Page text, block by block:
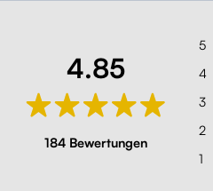
4.85
184 Bewertungen
5
4
3
2
1